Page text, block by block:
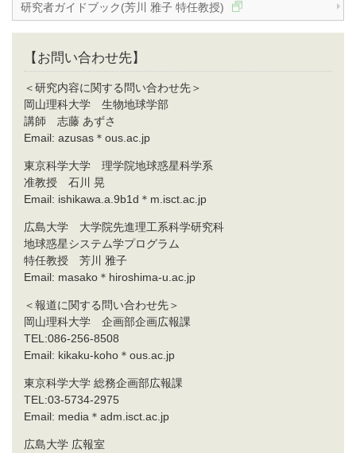
研究者ガイドブック(芳川 雅子 特任教授)
【お問い合わせ先】
＜研究内容に関する問い合わせ先＞
岡山理科大学 生物地球学部
講師 志藤 あずさ
Email: azusas＊ous.ac.jp
東京科学大学 理学院地球惑星科学系
准教授 石川 晃
Email: ishikawa.a.9b1d＊m.isct.ac.jp
広島大学 大学院先進理工系科学研究科
地球惑星システム学プログラム
特任教授 芳川 雅子
Email: masako＊hiroshima-u.ac.jp
＜報道に関する問い合わせ先＞
岡山理科大学 企画部企画広報課
TEL:086-256-8508
Email: kikaku-koho＊ous.ac.jp
東京科学大学 総務企画部広報課
TEL:03-5734-2975
Email: media＊adm.isct.ac.jp
広島大学 広報室